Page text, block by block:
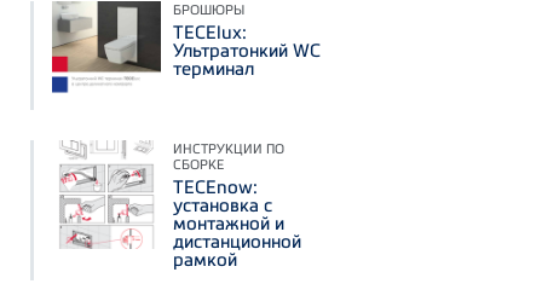
БРОШЮРЫ
TECElux:
Ультратонкий WC
терминал
ИНСТРУКЦИИ ПО
СБОРКЕ
TECEnow:
установка с
монтажной и
дистанционной
рамкой